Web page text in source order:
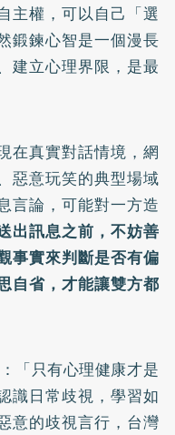
主權，可以自己「選
鍛鍊心智是一個漫長
建立心理界限，是最
在真實對話情境，網
惡意玩笑的典型場域
言論，可能對一方造
出訊息之前，不妨善
事實來判斷是否有偏
自省，才能讓雙方都
「只有心理健康才是
識日常歧視，學習如
意的歧視言行，台灣